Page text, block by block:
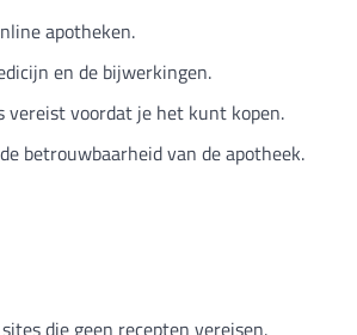
apotheken.
en de bijwerkingen.
vereist voordat je het kunt kopen.
betrouwbaarheid van de apotheek.
die geen recepten vereisen.